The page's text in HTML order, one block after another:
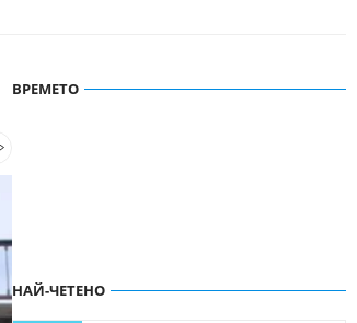
ВРЕМЕТО
НАЙ-ЧЕТЕНО